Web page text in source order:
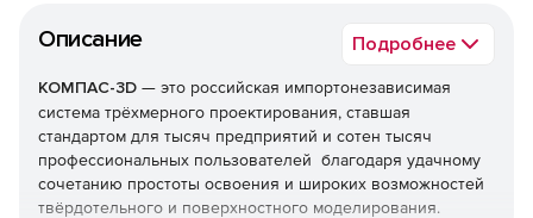
Описание Подробнее
КОМПАС-3D — это российская импортонезависимая
система трёхмерного проектирования, ставшая
стандартом для тысяч предприятий и сотен тысяч
профессиональных пользователей благодаря удачному
сочетанию простоты освоения и широких возможностей
твёрдотельного и поверхностного моделирования.